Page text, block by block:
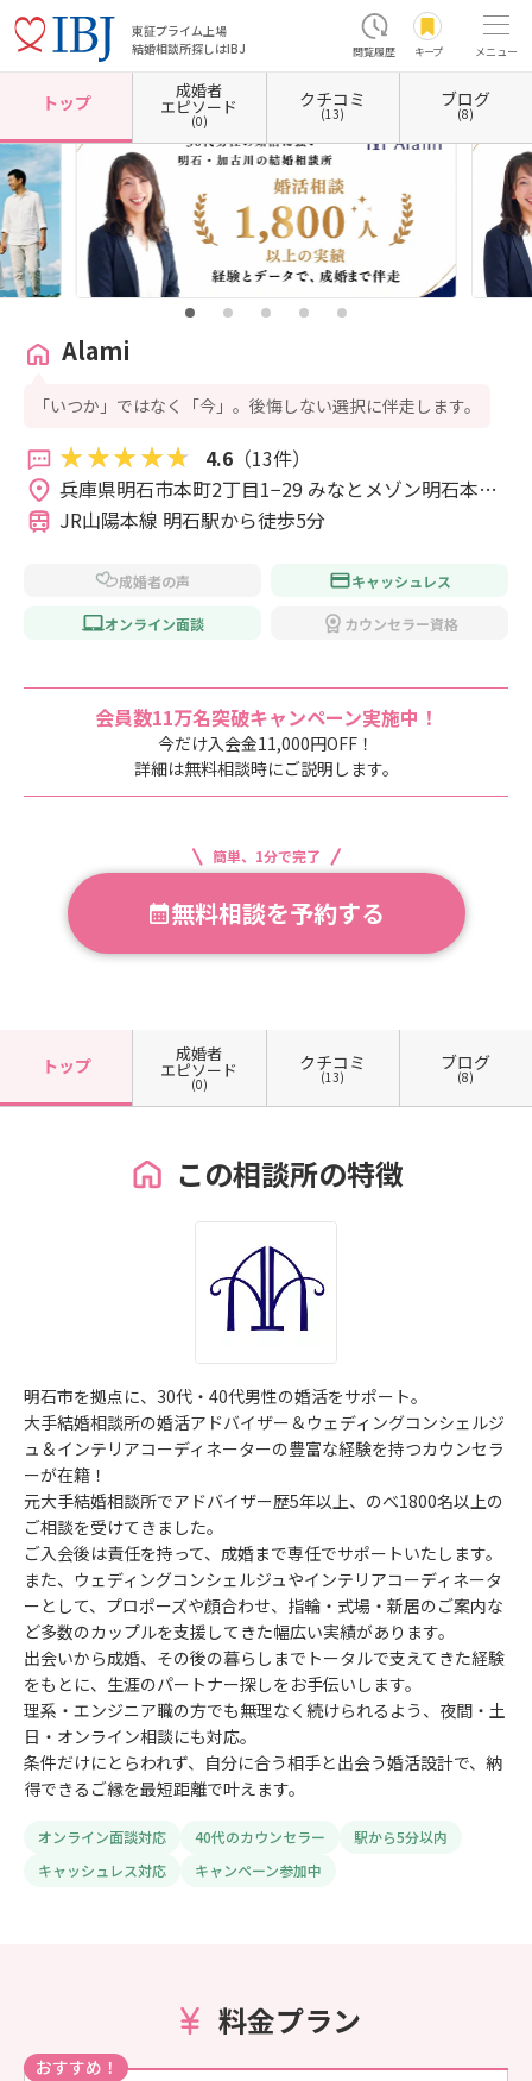
東証プライム上場
結婚相談所探しはIBJ
閲覧履歴 キープ メニュー
ホーム 兵庫県の結婚相談所 兵庫県明石市 Alami
トップ
成婚者
エピソード
(0)
クチコミ
(13)
ブログ
(8)
Alami
「いつか」ではなく「今」。後悔しない選択に伴走します。
4.6（13件）
兵庫県明石市本町2丁目1−29 みなとメゾン明石本町
JR山陽本線 明石駅から徒歩5分
成婚者の声 キャッシュレス
オンライン面談 カウンセラー資格
会員数11万名突破キャンペーン実施中！
今だけ入会金11,000円OFF！
詳細は無料相談時にご説明します。
簡単、1分で完了
無料相談を予約する
トップ
成婚者
エピソード
(0)
クチコミ
(13)
ブログ
(8)
この相談所の特徴
明石市を拠点に、30代・40代男性の婚活をサポート。
大手結婚相談所の婚活アドバイザー＆ウェディングコンシェルジ
ュ＆インテリアコーディネーターの豊富な経験を持つカウンセラ
ーが在籍！
元大手結婚相談所でアドバイザー歴5年以上、のべ1800名以上の
ご相談を受けてきました。
ご入会後は責任を持って、成婚まで専任でサポートいたします。
また、ウェディングコンシェルジュやインテリアコーディネータ
ーとして、プロポーズや顔合わせ、指輪・式場・新居のご案内な
ど多数のカップルを支援してきた幅広い実績があります。
出会いから成婚、その後の暮らしまでトータルで支えてきた経験
をもとに、生涯のパートナー探しをお手伝いします。
理系・エンジニア職の方でも無理なく続けられるよう、夜間・土
日・オンライン相談にも対応。
条件だけにとらわれず、自分に合う相手と出会う婚活設計で、納
得できるご縁を最短距離で叶えます。
オンライン面談対応 40代のカウンセラー
駅から5分以内
キャッシュレス対応
キャンペーン参加中
料金プラン
おすすめ！